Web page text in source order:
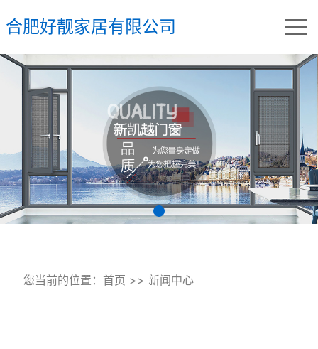
合肥好靓家居有限公司
您当前的位置： 首页 >> 新闻中心